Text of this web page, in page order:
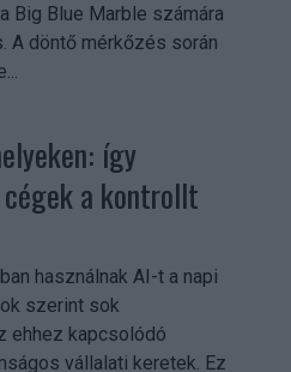
Big Blue Marble számára
A döntő mérkőzés során
így
a kontrollt
használnak AI-t a napi
szerint sok
ehhez kapcsolódó
vállalati keretek. Ez